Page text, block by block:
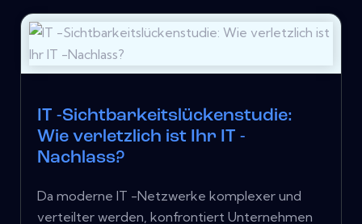
IT -Sichtbarkeitslückenstudie:
Wie verletzlich ist Ihr IT -
Nachlass?
Da moderne IT -Netzwerke komplexer und
verteilter werden, konfrontiert Unternehmen